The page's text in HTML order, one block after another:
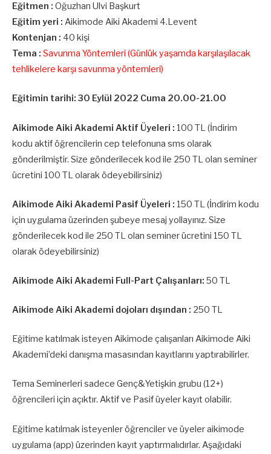
Eğitmen : Oğuzhan Ulvi Başkurt
Eğitim yeri : Aikimode Aiki Akademi 4.Levent
Kontenjan : 40 kişi
Tema : Savunma Yöntemleri (Günlük yaşamda karşılaşılacak
tehlikelere karşı savunma yöntemleri)
Eğitimin tarihi: 30 Eylül 2022 Cuma 20.00-21.00
Aikimode Aiki Akademi Aktif Üyeleri : 100 TL (İndirim
kodu aktif öğrencilerin cep telefonuna sms olarak
gönderilmiştir. Size gönderilecek kod ile 250 TL olan seminer
ücretini 100 TL olarak ödeyebilirsiniz)
Aikimode Aiki Akademi Pasif Üyeleri : 150 TL (İndirim kodu
için uygulama üzerinden şubeye mesaj yollayınız. Size
gönderilecek kod ile 250 TL olan seminer ücretini 150 TL
olarak ödeyebilirsiniz)
Aikimode Aiki Akademi Full-Part Çalışanları: 50 TL
Aikimode Aiki Akademi dojoları dışından : 250 TL
Eğitime katılmak isteyen Aikimode çalışanları Aikimode Aiki
Akademi’deki danışma masasından kayıtlarını yaptırabilirler.
Tema Seminerleri sadece Genç&Yetişkin grubu (12+)
öğrencileri için açıktır. Aktif ve Pasif üyeler kayıt olabilir.
Eğitime katılmak isteyenler öğrenciler ve üyeler aikimode
uygulama (app) üzerinden kayıt yaptırmalıdırlar. Aşağıdaki